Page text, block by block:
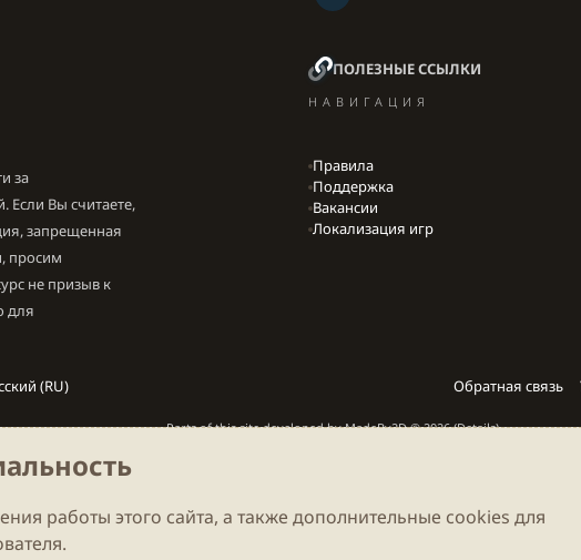
за
Если Вы считаете,
запрещенная
просим
не призыв к
для
ПОЛЕЗНЫЕ ССЫЛКИ
НАВИГАЦИЯ
Правила
Поддержка
Вакансии
Локализация игр
(RU) Обратная связь
Parts of this site developed byMadeBy2D© 2026 (Details)
работы этого сайта, а также дополнительные cookies для